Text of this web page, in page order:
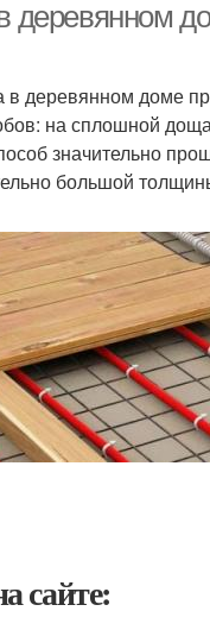
деревянном
в деревянном доме
на сплошной
значительно
большой
сайте: